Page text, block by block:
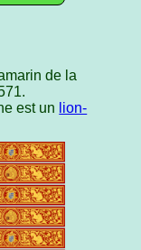
de la
est un lion-